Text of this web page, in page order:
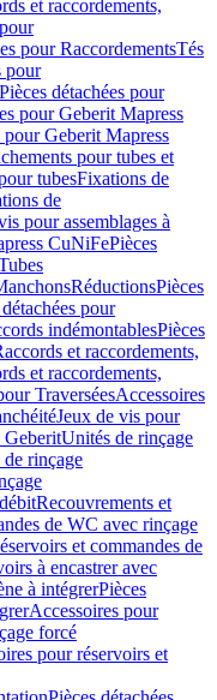
et raccordements,
pour RaccordementsTés
pour
Pièces détachées pour
pour Geberit Mapress
pour Geberit Mapress
pour tubes et
tubesFixations de
de
pour assemblages à
CuNiFePièces
RéductionsPièces
pour
indémontablesPièces
et raccordements,
et raccordements,
TraverséesAccessoires
Jeux de vis pour
GeberitUnités de rinçage
de rinçage
Recouvrements et
de WC avec rinçage
et commandes de
à encastrer avec
à intégrerPièces
Accessoires pour
forcé
pour réservoirs et